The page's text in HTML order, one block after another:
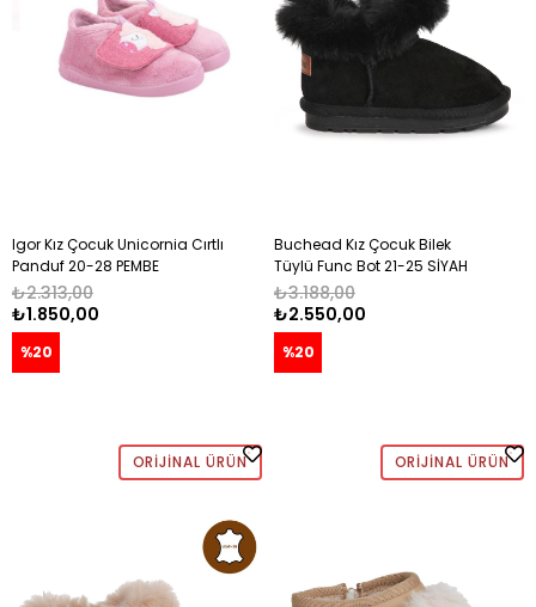
Igor Kız Çocuk Unicornia Cırtlı
Panduf 20-28 PEMBE
₺1.850,00
₺2.313,00
%20
Buchead Kız Çocuk Bilek
Tüylü Func Bot 21-25 SİYAH
₺2.550,00
₺3.188,00
%20
ORIJINAL ÜRÜN ORIJINAL ÜRÜN